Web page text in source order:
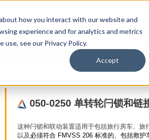
how you interact with our website and
experience and for analytics and metrics
see our Privacy Policy.
Accept
其它TriMark网站
050-0250 单转轮闩锁和链接组件
050-0250 单转轮闩锁和链
这种闩锁和联动装置适用于包括旅行房车、旅
以及 必须符合 FMVSS 206 标准的、包括救